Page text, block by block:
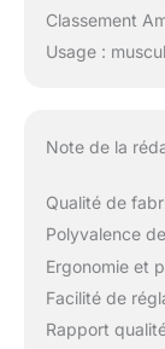
Classement
Usage :
Note de la
Qualité de
Polyvalence
Ergonomie et
Facilité de
Rapport